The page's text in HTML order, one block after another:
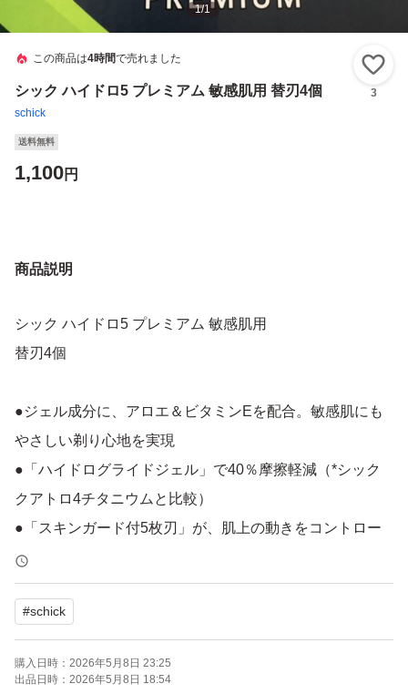
1/1
この商品は4時間で売れました
シック ハイドロ5 プレミアム 敏感肌用 替刃4個
schick
3
送料無料
1,100円
商品説明
シック ハイドロ5 プレミアム 敏感肌用
替刃4個
●ジェル成分に、アロエ＆ビタミンEを配合。敏感肌にも
やさしい剃り心地を実現
●「ハイドログライドジェル」で40％摩擦軽減（*シック
クアトロ4チタニウムと比較）
●「スキンガード付5枚刃」が、肌上の動きをコントロー
ルして摩擦を軽減
●「フリップ式トリマー」で細かい部分も簡単に剃れる
別途出品しております、シックハイドロ5 プレミアム 敏
感肌用 本体替刃セットから取り出しての発送となりま
#schick
購入日時： 2026年5月8日 23:25
出品日時： 2026年5月8日 18:54